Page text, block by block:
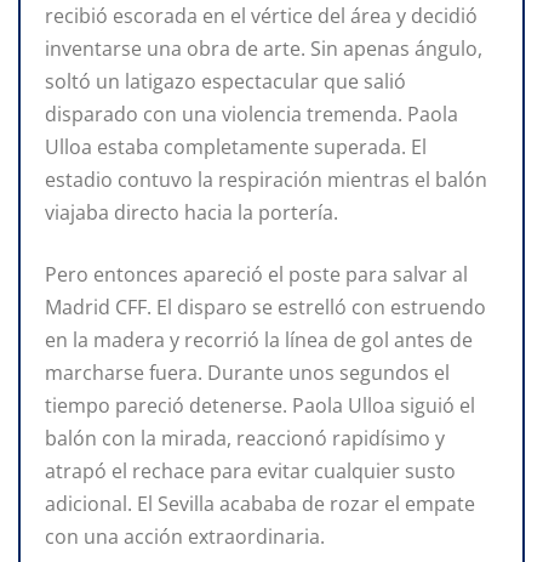
recibió escorada en el vértice del área y decidió
inventarse una obra de arte. Sin apenas ángulo,
soltó un latigazo espectacular que salió
disparado con una violencia tremenda. Paola
Ulloa estaba completamente superada. El
estadio contuvo la respiración mientras el balón
viajaba directo hacia la portería.
Pero entonces apareció el poste para salvar al
Madrid CFF. El disparo se estrelló con estruendo
en la madera y recorrió la línea de gol antes de
marcharse fuera. Durante unos segundos el
tiempo pareció detenerse. Paola Ulloa siguió el
balón con la mirada, reaccionó rapidísimo y
atrapó el rechace para evitar cualquier susto
adicional. El Sevilla acababa de rozar el empate
con una acción extraordinaria.